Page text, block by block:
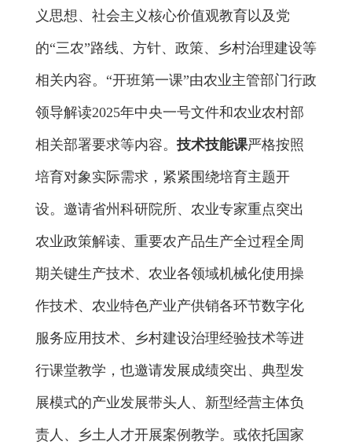
义思想、社会主义核心价值观教育以及党
的“三农”路线、方针、政策、乡村治理建设等
相关内容。 “开班第一课”由农业主管部门行政
领导解读2025年中央一号文件和农业农村部
相关部署要求等内容。 技术技能课严格按照
培育对象实际需求，紧紧围绕培育主题开
设。 邀请省州科研院所、农业专家重点突出
农业政策解读、 重要农产品生产全过程全周
期关键生产技术、农业各领域机械化使用操
作技术、 农业特色产业产供销各环节数字化
服务应用技术、乡村建设治理经验技术等进
行课堂教学，也邀请发展成绩突出、典型发
展模式的产业发展带头人、新型经营主体负
责人、乡土人才开展案例教学。 或依托国家